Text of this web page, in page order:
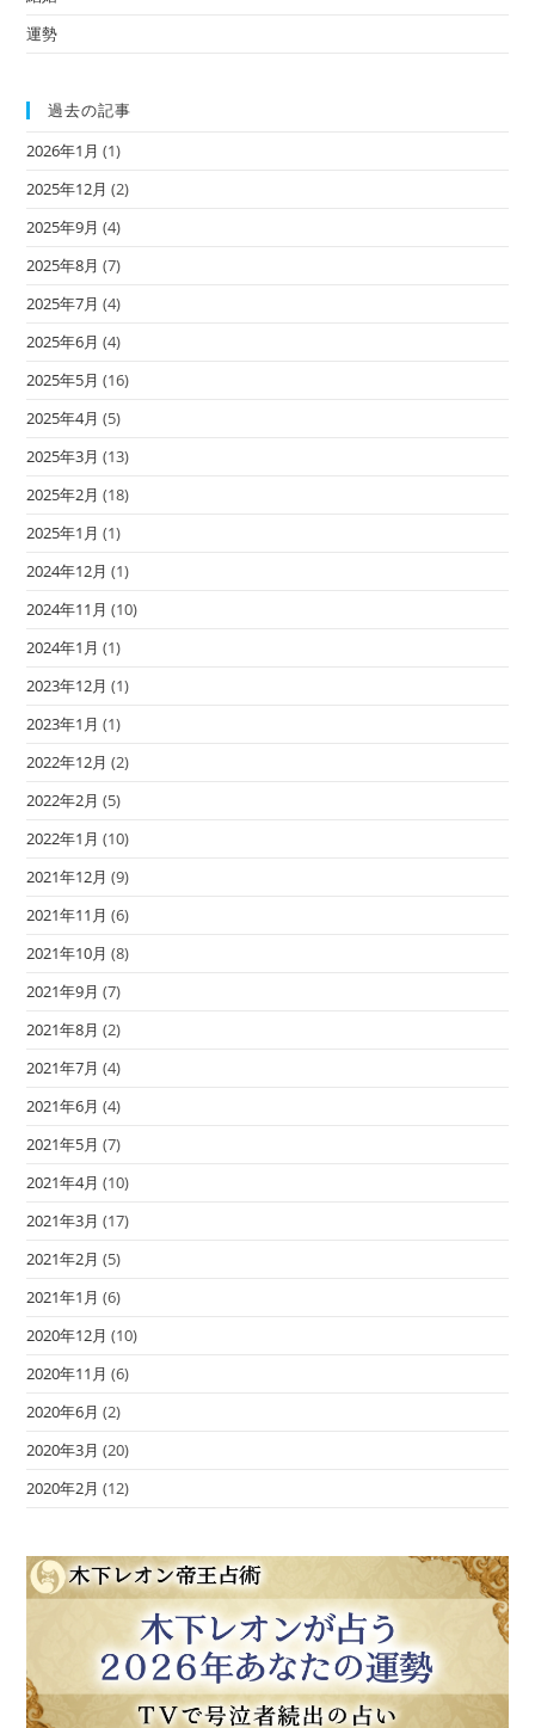
運勢
過去の記事
2026年1月 (1)
2025年12月 (2)
2025年9月 (4)
2025年8月 (7)
2025年7月 (4)
2025年6月 (4)
2025年5月 (16)
2025年4月 (5)
2025年3月 (13)
2025年2月 (18)
2025年1月 (1)
2024年12月 (1)
2024年11月 (10)
2024年1月 (1)
2023年12月 (1)
2023年1月 (1)
2022年12月 (2)
2022年2月 (5)
2022年1月 (10)
2021年12月 (9)
2021年11月 (6)
2021年10月 (8)
2021年9月 (7)
2021年8月 (2)
2021年7月 (4)
2021年6月 (4)
2021年5月 (7)
2021年4月 (10)
2021年3月 (17)
2021年2月 (5)
2021年1月 (6)
2020年12月 (10)
2020年11月 (6)
2020年6月 (2)
2020年3月 (20)
2020年2月 (12)